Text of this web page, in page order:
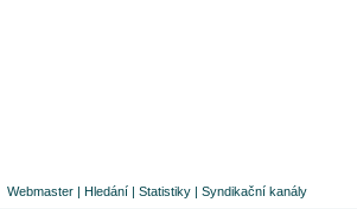
Webmaster | Hledání | Statistiky | Syndikační kanály